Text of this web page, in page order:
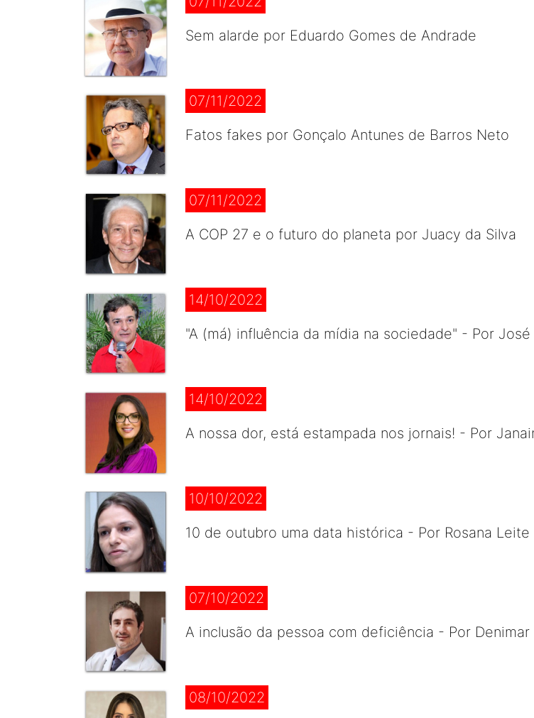
Sem alarde por Eduardo Gomes de Andrade
07/11/2022
Fatos fakes por Gonçalo Antunes de Barros Neto
07/11/2022
A COP 27 e o futuro do planeta por Juacy da Silva
14/10/2022
"A (má) influência da mídia na sociedade" - Por
14/10/2022
A nossa dor, está estampada nos jornais! - Por
10/10/2022
10 de outubro uma data histórica - Por Rosana
07/10/2022
A inclusão da pessoa com deficiência - Por Denimar
08/10/2022